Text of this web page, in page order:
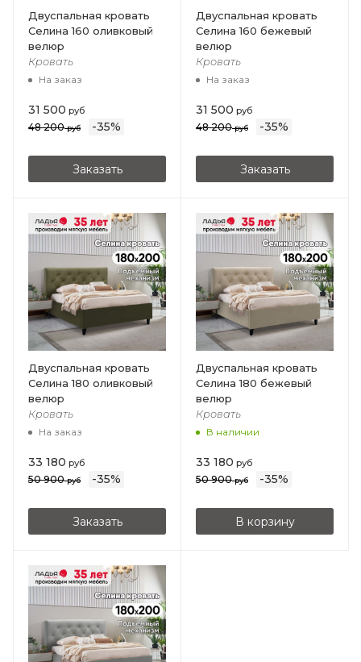
Двуспальная кровать
Селина 160 оливковый
велюр
Кровать
На заказ
31 500 руб
48 200руб -35%
Заказать
Двуспальная кровать
Селина 160 бежевый
велюр
Кровать
На заказ
31 500 руб
48 200руб -35%
Заказать
Двуспальная кровать
Селина 180 оливковый
велюр
Кровать
На заказ
33 180 руб
50 900руб -35%
Заказать
Двуспальная кровать
Селина 180 бежевый
велюр
Кровать
В наличии
33 180 руб
50 900руб -35%
В корзину